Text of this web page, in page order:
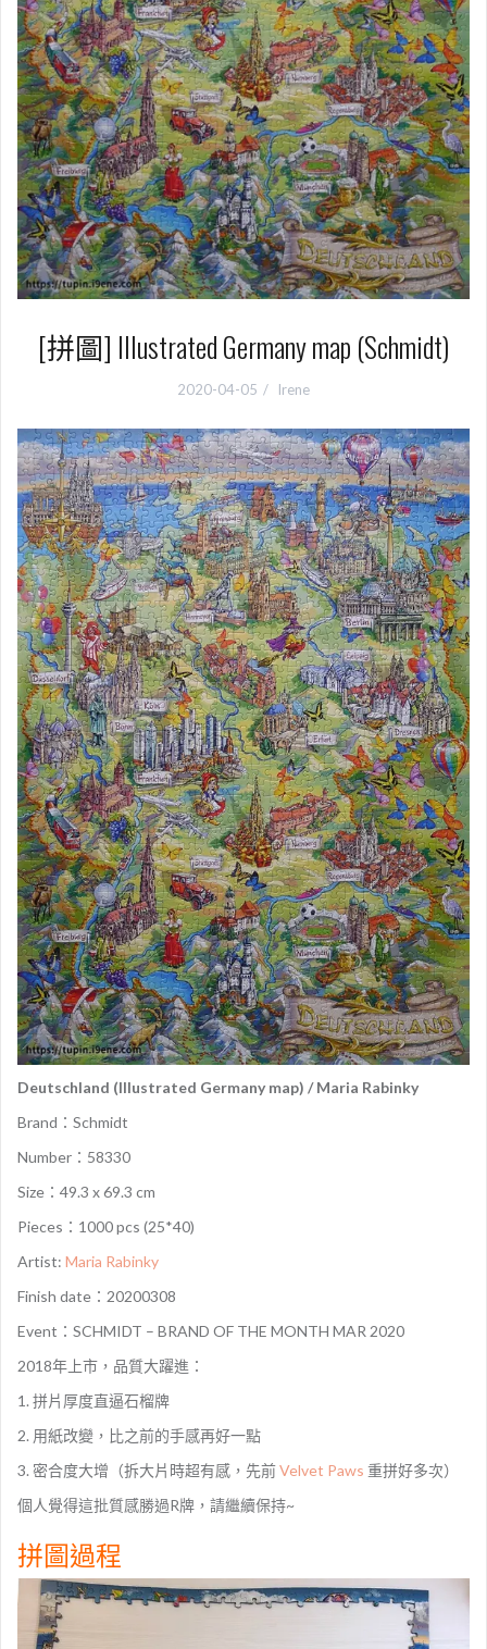
[拼圖] Illustrated Germany map (Schmidt)
2020-04-05 Irene
Deutschland (Illustrated Germany map) / Maria Rabinky
Brand： Schmidt
Number：58330
Size：49.3 x 69.3 cm
Pieces：1000 pcs (25*40)
Artist: Maria Rabinky
Finish date：20200308
Event：SCHMIDT – BRAND OF THE MONTH MAR 2020
2018年上市，品質大躍進：
1. 拼片厚度直逼石榴牌
2. 用紙改變，比之前的手感再好一點
3. 密合度大增（拆大片時超有感，先前Velvet Paws 重拼好多次）
個人覺得這批質感勝過R牌，請繼續保持~
拼圖過程